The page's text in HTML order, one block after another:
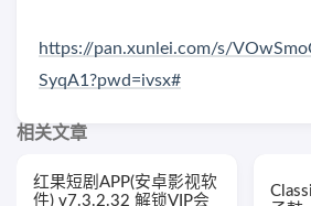
https://pan.xunlei.com/s/
SyqA1?pwd=ivsx#
相关文章
红果短剧APP(安卓影视软
件) v7.3.2.32 解锁VIP会